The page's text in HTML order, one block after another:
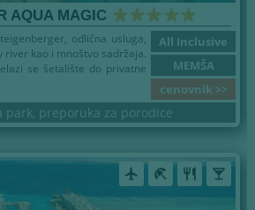
AQUA MAGIC
All Inclusive
MEMŠA
cenovnik >>
odlična usluga,
river kao i mnoštvo sadržaja.
se šetalište do privatne
park, preporuka za porodice
airplanemode_active beach_access restaurant local_bar